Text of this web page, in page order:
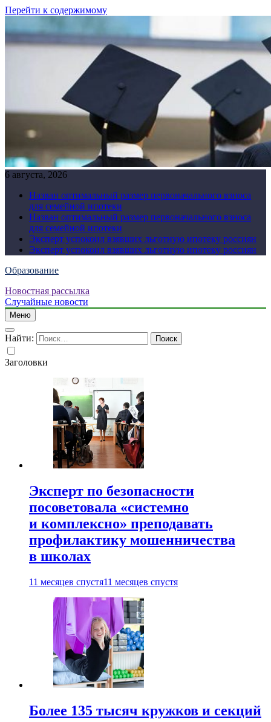
Перейти к содержимому
6 августа, 2026
Назван оптимальный размер первоначального взноса
для семейной ипотеки
Назван оптимальный размер первоначального взноса
для семейной ипотеки
Эксперт успокоил взявших льготную ипотеку россиян
Эксперт успокоил взявших льготную ипотеку россиян
Образование
Новостная рассылка
Случайные новости
Меню
Найти:
Заголовки
Эксперт по безопасности
посоветовала «системно
и комплексно» преподавать
профилактику мошенничества
в школах
11 месяцев спустя11 месяцев спустя
Более 135 тысяч кружков и секций